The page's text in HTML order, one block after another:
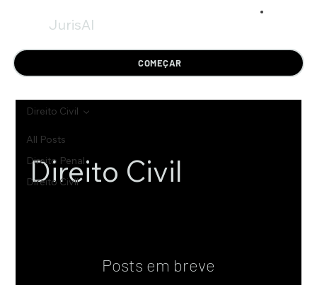
JurisAI
COMEÇAR
All Posts
Direito Penal
Direito Civil
Direito Civil
Direito Civil
Posts em breve